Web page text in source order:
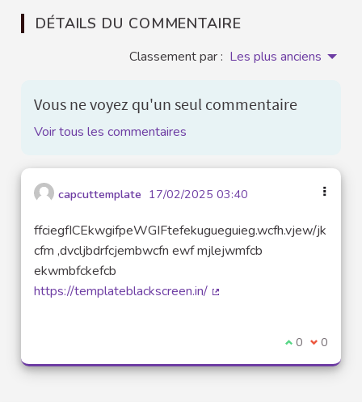
DÉTAILS DU COMMENTAIRE
Classement par : Les plus anciens
Vous ne voyez qu'un seul commentaire
Voir tous les commentaires
capcuttemplate 17/02/2025 03:40
ffciegfICEkwgifpeWGIFtefekugueguieg.wcfh.vjew/jk
cfm ,dvcljbdrfcjembwcfn ewf mjlejwmfcb
ekwmbfckefcb
https://templateblackscreen.in/
Je suis
0 Je ne
0